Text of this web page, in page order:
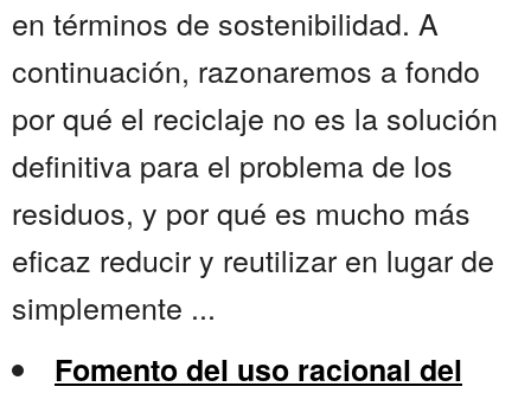
en términos de sostenibilidad. A
continuación, razonaremos a fondo
por qué el reciclaje no es la solución
definitiva para el problema de los
residuos, y por qué es mucho más
eficaz reducir y reutilizar en lugar de
simplemente ...
Fomento del uso racional del